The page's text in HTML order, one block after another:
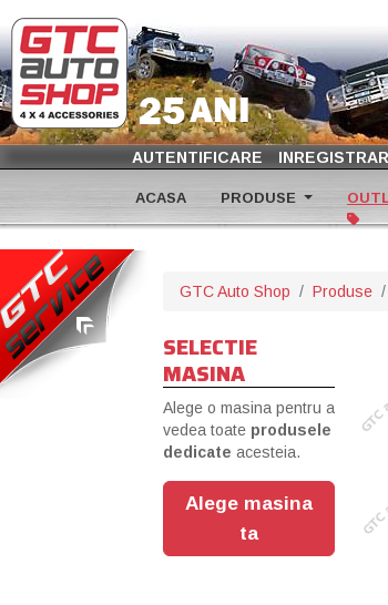
AUTENTIFICARE
ACASA PRODUSE
GTC Auto Shop Produse
SELECTIE
MASINA
Alege o masina pentru a
vedea toate produsele
dedicate acesteia.
Alege masina
ta